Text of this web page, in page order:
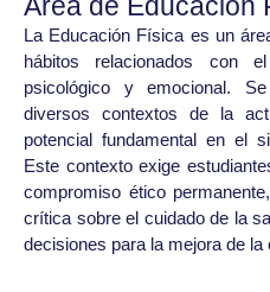
La Educación Física es un
hábitos relacionados con
psicológico y emocional.
diversos contextos de la
potencial fundamental en el
Este contexto exige
compromiso ético
crítica sobre el cuidado de la
decisiones para la mejora de la